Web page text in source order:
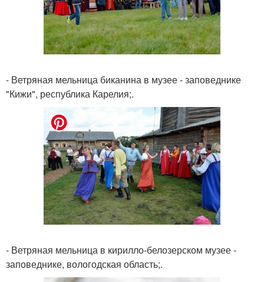
- Ветряная мельница биканина в музее - заповеднике
"Кижи", республика Карелия;.
- Ветряная мельница в кирилло-белозерском музее -
заповеднике, вологодская область;.